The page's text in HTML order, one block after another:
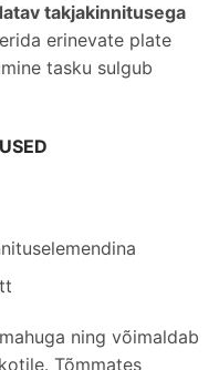
takjakinnitusega
erinevate plate
tasku sulgub
ning võimaldab
Tõmmates